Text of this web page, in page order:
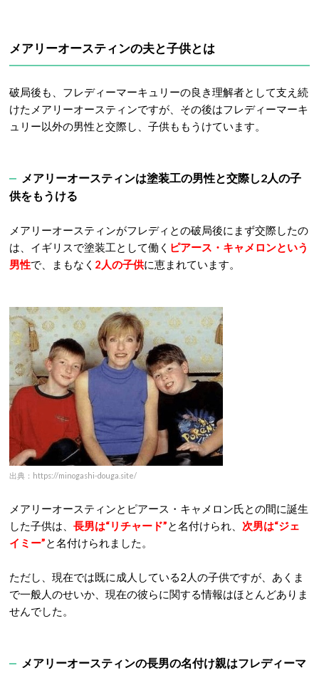
メアリーオースティンの夫と子供とは
破局後も、フレディーマーキュリーの良き理解者として支え続
けたメアリーオースティンですが、その後はフレディーマーキ
ュリー以外の男性と交際し、子供ももうけています。
メアリーオースティンは塗装工の男性と交際し2人の子
供をもうける
メアリーオースティンがフレディとの破局後にまず交際したの
は、イギリスで塗装工として働く ピアース・キャメロンという
男性で、まもなく 2人の子供に恵まれています。
出典：https://minogashi-douga.site/
メアリーオースティンとピアース・キャメロン氏との間に誕生
した子供は、 長男は“リチャード”と名付けられ、 次男は“ジェ
イミー”と名付けられました。
ただし、現在では既に成人している2人の子供ですが、あくま
で一般人のせいか、現在の彼らに関する情報はほとんどありま
せんでした。
メアリーオースティンの長男の名付け親はフレディーマ